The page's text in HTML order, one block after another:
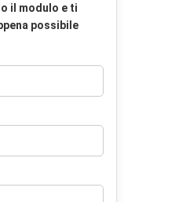
il modulo e ti
possibile